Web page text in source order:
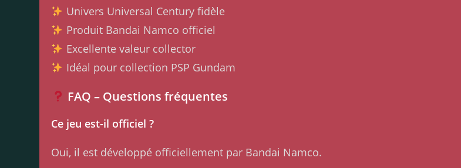
Univers Universal Century fidèle
Produit Bandai Namco officiel
Excellente valeur collector
Idéal pour collection PSP Gundam
FAQ – Questions fréquentes
Ce jeu est-il officiel ?
Oui, il est développé officiellement par Bandai Namco.